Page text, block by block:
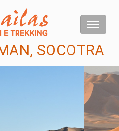
SOCOTRA